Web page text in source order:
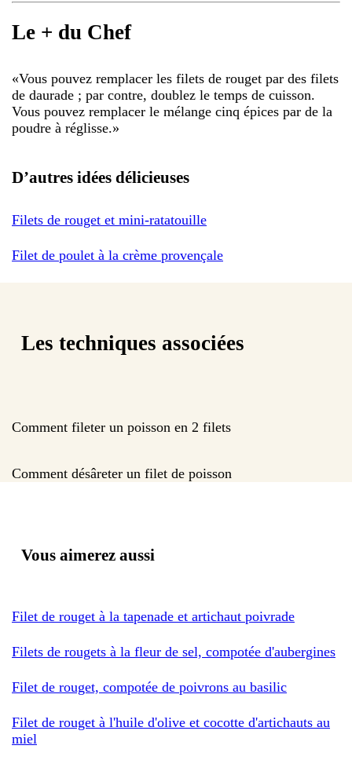
Le + du Chef
«Vous pouvez remplacer les filets de rouget par des filets
de daurade ; par contre, doublez le temps de cuisson.
Vous pouvez remplacer le mélange cinq épices par de la
poudre à réglisse.»
D’autres idées délicieuses
Filets de rouget et mini-ratatouille
Filet de poulet à la crème provençale
Les techniques associées
Comment fileter un poisson en 2 filets
Comment désâreter un filet de poisson
Vous aimerez aussi
Filet de rouget à la tapenade et artichaut poivrade
Filets de rougets à la fleur de sel, compotée d'aubergines
Filet de rouget, compotée de poivrons au basilic
Filet de rouget à l'huile d'olive et cocotte d'artichauts au
miel